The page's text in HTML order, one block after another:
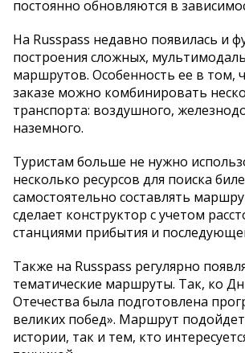
постоянно обновляются в
На Russpass недавно появилась и
построения сложных,
маршрутов. Особенность ее в том,
заказе можно комбинировать
транспорта: воздушного,
наземного.
Туристам больше не нужно
несколько ресурсов для поиска
самостоятельно составлять
сделает конструктор с учетом
станциями прибытия и
Также на Russpass регулярно
тематические маршруты. Так, ко
Отечества была подготовлена
великих побед». Маршрут
истории, так и тем, кто